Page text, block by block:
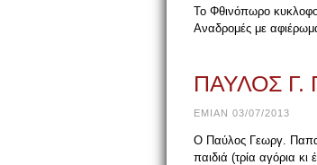
Το Φθινόπωρο
Αναδρομές με
ΠΑΥΛΟΣ Γ.
EMIAN 03/07/2013
Ο Παύλος Γεωργ.
παιδιά (τρία αγόρια